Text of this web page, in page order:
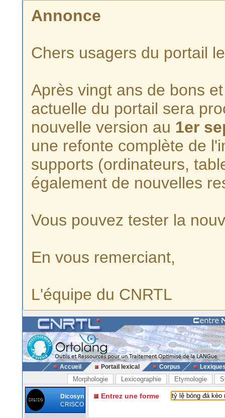
Annonce
Chers usagers du portail
Après vingt ans de bons
actuelle du portail sera
nouvelle version au 1er
une refonte complète de
supports (ordinateurs,
également de nouvelles
Vous pouvez tester la
En vous remerciant,
L'équipe du CNRTL
Accueil Portail lexical Corpus
Morphologie Lexicographie Etymologie
Dicosyn
CRISCO
Entrez une forme